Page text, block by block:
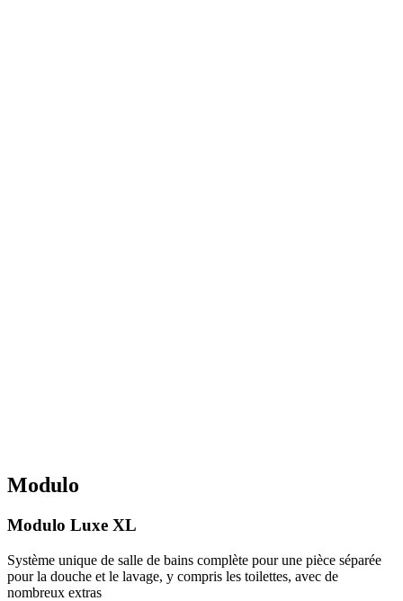
Modulo
Modulo Luxe XL
Système unique de salle de bains complète pour une pièce séparée
pour la douche et le lavage, y compris les toilettes, avec de
nombreux extras